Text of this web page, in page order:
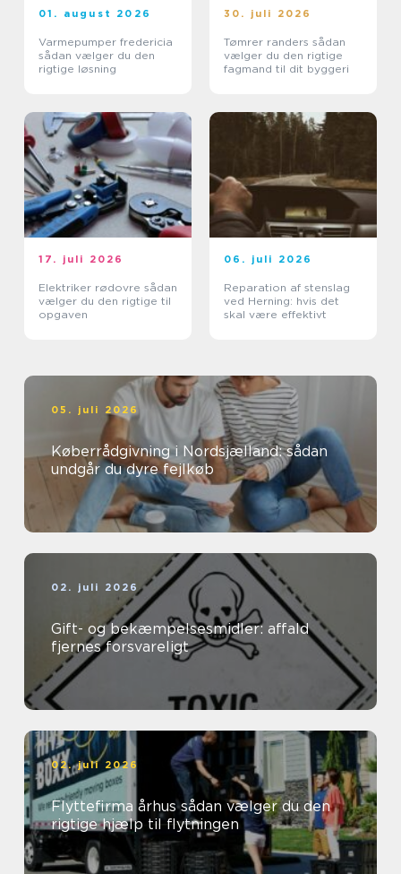
01. august 2026
Varmepumper fredericia
sådan vælger du den
rigtige løsning
30. juli 2026
Tømrer randers sådan
vælger du den rigtige
fagmand til dit byggeri
17. juli 2026
Elektriker rødovre sådan
vælger du den rigtige til
opgaven
06. juli 2026
Reparation af stenslag
ved Herning: hvis det
skal være effektivt
05. juli 2026
Køberrådgivning i Nordsjælland: sådan
undgår du dyre fejlkøb
02. juli 2026
Gift- og bekæmpelsesmidler: affald
fjernes forsvareligt
02. juli 2026
Flyttefirma århus sådan vælger du den
rigtige hjælp til flytningen